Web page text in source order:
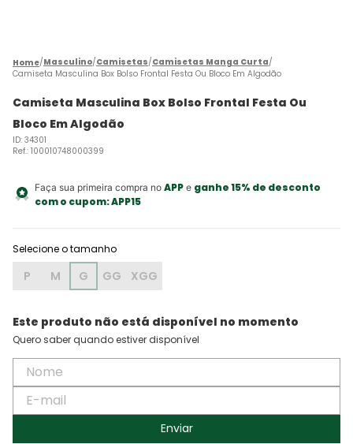
Masculino Camisetas Camisetas Manga Curta
Camiseta Masculina Box Bolso Frontal Festa Ou Bloco Em Algodão
Camiseta Masculina Box Bolso Frontal Festa Ou
Bloco Em Algodão
ID: 34301
Ref.: 100010748000399
Faça sua primeira compra no APPe ganhe 15% de desconto
com o cupom:APP15
P M G GG XGG
Este produto não está disponível no momento
Quero saber quando estiver disponível
Enviar